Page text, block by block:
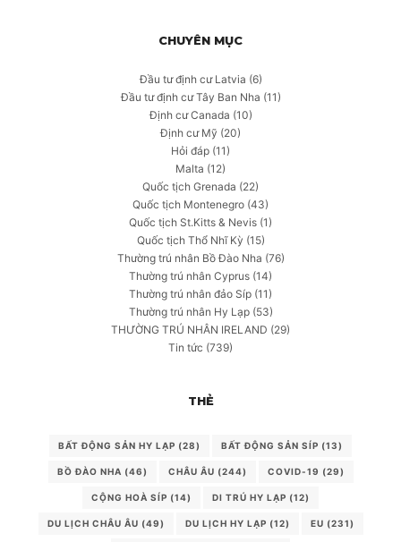
CHUYÊN MỤC
Đầu tư định cư Latvia (6)
Đầu tư định cư Tây Ban Nha (11)
Định cư Canada (10)
Định cư Mỹ (20)
Hỏi đáp (11)
Malta (12)
Quốc tịch Grenada (22)
Quốc tịch Montenegro (43)
Quốc tịch St.Kitts & Nevis (1)
Quốc tịch Thổ Nhĩ Kỳ (15)
Thường trú nhân Bồ Đào Nha (76)
Thường trú nhân Cyprus (14)
Thường trú nhân đảo Síp (11)
Thường trú nhân Hy Lạp(53)
THƯỜNG TRÚ NHÂN IRELAND (29)
Tin tức (739)
THẺ
BẤT ĐỘNG SẢN HY LẠP (28) BẤT ĐỘNG SẢN SÍP (13)
BỒ ĐÀO NHA (46) CHÂU ÂU (244) COVID-19 (29)
CỘNG HOÀ SÍP (14) DI TRÚ HY LẠP (12)
DU LỊCH CHÂU ÂU (49) DU LỊCH HY LẠP (12) EU (231)